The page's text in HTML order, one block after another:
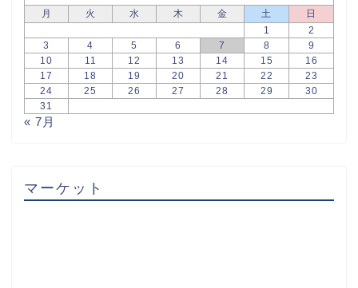
月
火 水 木 金 土
日
1
2
3
4 5 6 7 8
9
10
11 12 13 14 15
16
17
18 19 20 21 22
23
24
25 26 27 28 29
30
31
« 7月
マーケット